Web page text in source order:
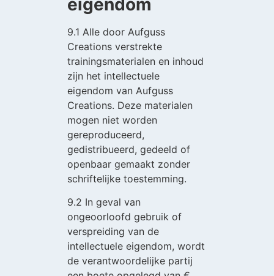
9.1 Alle door Aufguss
Creations verstrekte
trainingsmaterialen en inhoud
zijn het intellectuele
eigendom van Aufguss
Creations. Deze materialen
mogen niet worden
gereproduceerd,
gedistribueerd, gedeeld of
openbaar gemaakt zonder
schriftelijke toestemming.
9.2 In geval van
ongeoorloofd gebruik of
verspreiding van de
intellectuele eigendom, wordt
de verantwoordelijke partij